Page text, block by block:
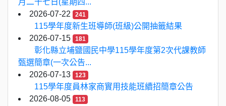
月二十七日(星期四...
2026-07-22
241
115學年度新生班導師(班級)公開抽籤結果
2026-07-15
181
彰化縣立埔鹽國民中學115學年度第2次代課教師
甄選簡章(一次公告...
2026-07-13
123
115學年度員林家商實用技能班續招簡章公告
2026-08-05
113